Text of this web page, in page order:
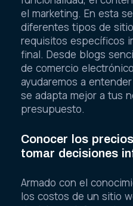
el marketing. En esta
diferentes tipos de
requisitos específicos
final. Desde blogs
de comercio
ayudaremos a
se adapta mejor a tus
presupuesto.
Conocer los
tomar decisiones
Armado con el
los costos de un sitio